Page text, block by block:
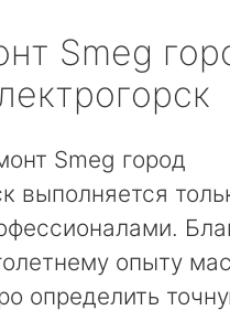
Smeg
Smeg город
выполняется
опыту
определить